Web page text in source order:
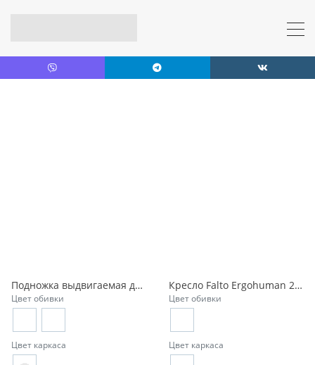
Подножка выдвигаемая для кресла Ergohuman 2 SE Luxury
Цвет обивки
Цвет каркаса
Кресло Falto Ergohuman 2 Project
Цвет обивки
Цвет каркаса